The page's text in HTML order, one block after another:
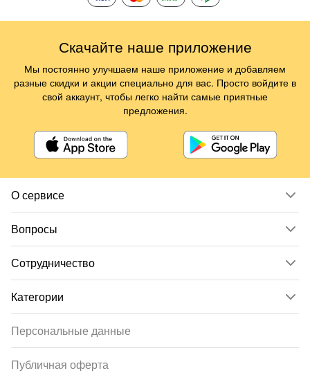
О сервисе
Вопросы
Сотрудничество
Категории
Персональные данные
Публичная оферта
Скачайте наше приложение
Мы постоянно улучшаем наше приложение и добавляем
разные скидки и акции специально для вас. Просто войдите в
свой аккаунт, чтобы легко найти самые приятные
предложения.